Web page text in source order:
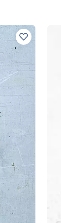
Ajouter à